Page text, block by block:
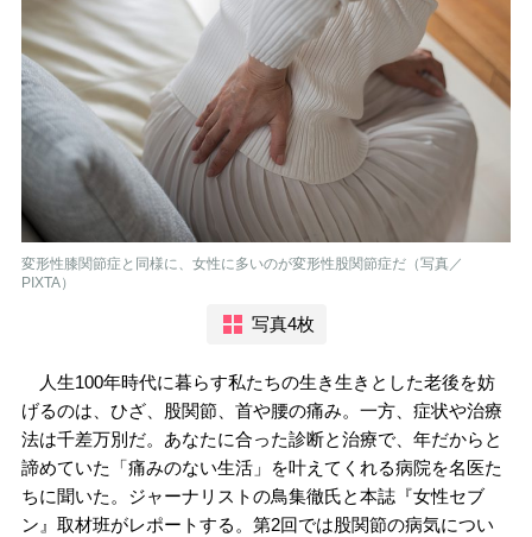
変形性膝関節症と同様に、女性に多いのが変形性股関節症だ（写真／
PIXTA）
写真4枚
人生100年時代に暮らす私たちの生き生きとした老後を妨
げるのは、ひざ、股関節、首や腰の痛み。一方、症状や治療
法は千差万別だ。あなたに合った診断と治療で、年だからと
諦めていた「痛みのない生活」を叶えてくれる病院を名医た
ちに聞いた。ジャーナリストの鳥集徹氏と本誌『女性セブ
ン』取材班がレポートする。第2回では股関節の病気につい